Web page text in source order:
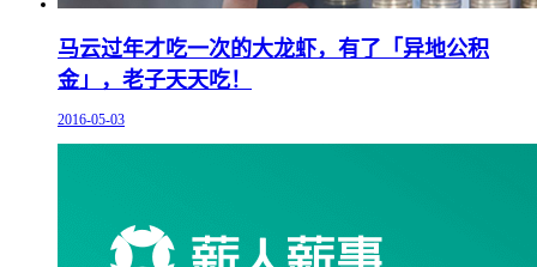
马云过年才吃一次的大龙虾，有了「异地公积
金」，老子天天吃！
2016-05-03